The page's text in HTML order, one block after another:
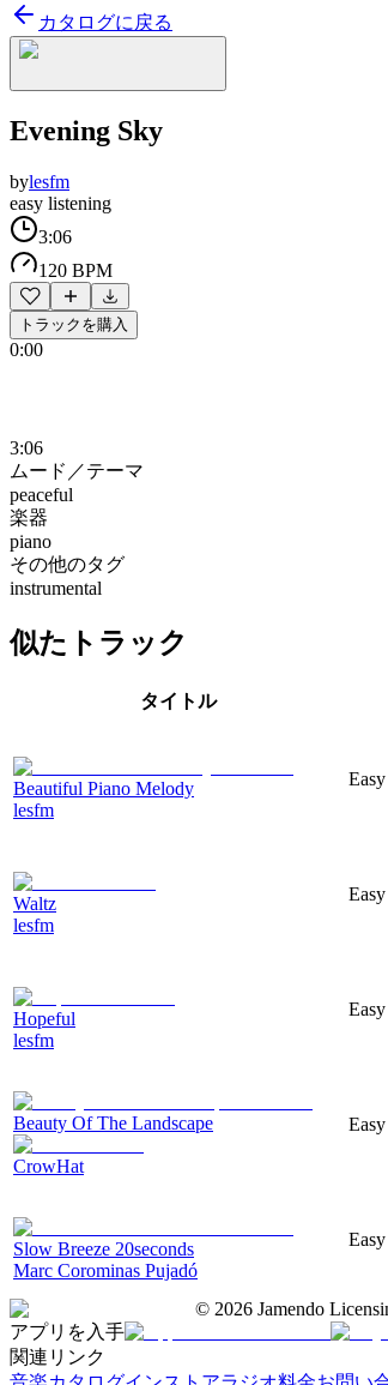
カタログに戻る
Evening Sky
bylesfm
easy listening
3:06
120 BPM
トラックを購入
0:00
3:06
ムード／テーマ
peaceful
楽器
piano
その他のタグ
instrumental
似たトラック
タイトル
Beautiful Piano Melody
lesfm
Waltz
lesfm
Hopeful
lesfm
Beauty Of The Landscape
CrowHat
Slow Breeze 20seconds
Marc Corominas Pujadó
© 2026 Jamendo
アプリを入手
関連リンク